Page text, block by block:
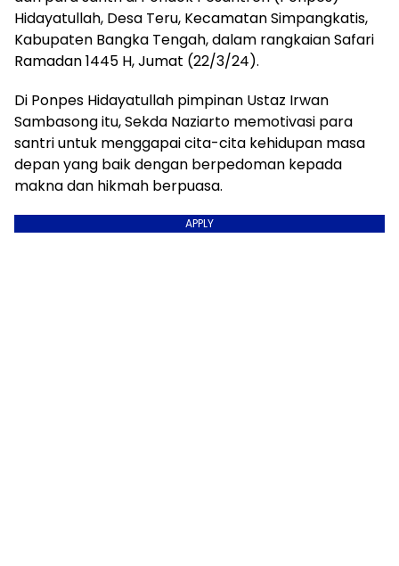
Hidayatullah, Desa Teru, Kecamatan Simpangkatis,
Kabupaten Bangka Tengah, dalam rangkaian Safari
Ramadan 1445 H, Jumat (22/3/24).
Di Ponpes Hidayatullah pimpinan Ustaz Irwan
Sambasong itu, Sekda Naziarto memotivasi para
santri untuk menggapai cita-cita kehidupan masa
depan yang baik dengan berpedoman kepada
makna dan hikmah berpuasa.
APPLY